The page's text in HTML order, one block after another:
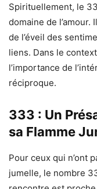
Spirituellement, le
domaine de
de l’éveil des
liens. Dans le
l’importance de
réciproque.
333 : Un
sa Flamme
Pour ceux qui n’ont
jumelle, le nombre